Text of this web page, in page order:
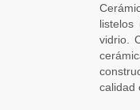
listelos
vidrio.
calidad